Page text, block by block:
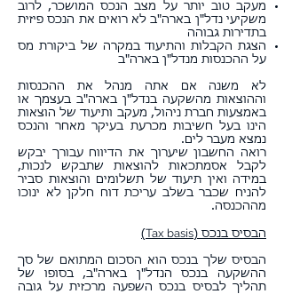
מעקב טוב יותר על מצב הנכס המושכר, לרוב
משקיעי נדל"ן בארה"ב לא רואים את הנכס פיזית
בתדירות גבוהה
הצגת הקבלות והתיעוד במקרה של ביקורת מס
על ההכנסות מנדל"ן בארה"ב
לא משנה אם אתה מנהל את ההכנסות
וההוצאות מהשקעה בנדל"ן בארה"ב בעצמך או
באמצעות חברת ניהול, מעקב ותיעוד של הוצאות
הינו בעל חשיבות מכרעת בעיקר מאחר והנכס
נמצא מעבר לים.
רואה החשבון שיערוך את הדיווח עבורך יבקש
לקבל אסמתכאות להוצאות שתבקש לנכות,
במידה ואין תיעוד של תשלומים והוצאות סביר
להניח שכבר בשלב עריכת דוח חלקן לא ינוכו
מההכנסה.
הבסיס בנכס (Tax basis
)
הבסיס שלך בנכס הוא הסכום המתואם של סך
ההשקעה בנכס הנדל"ן בארה"ב, בסופו של
תהליך לבסיס בנכס השפעה מרכזית על גובה